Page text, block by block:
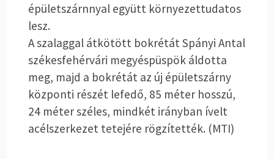
épületszárnnyal együtt környezettudatos
lesz.
A szalaggal átkötött bokrétát Spányi Antal
székesfehérvári megyéspüspök áldotta
meg, majd a bokrétát az új épületszárny
központi részét lefedő, 85 méter hosszú,
24 méter széles, mindkét irányban ívelt
acélszerkezet tetejére rögzítették. (MTI)